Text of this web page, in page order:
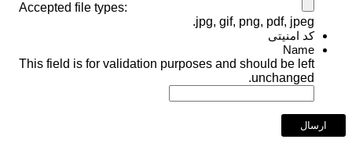
Accepted file types:
jpg, gif, png, pdf, jpeg.
کد امنیتی
Name
This field is for validation purposes and should be left
unchanged.